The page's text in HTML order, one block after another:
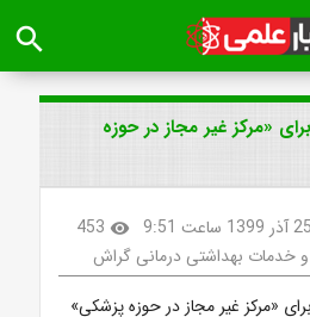
search
«مرکز غیر مجاز در حوزه
visibility
453
خدمات بهداشتی درمانی گراش